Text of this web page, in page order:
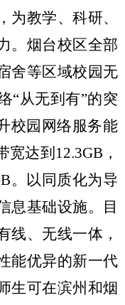
为教学、科研、
。烟台校区全部
舍等区域校园无
“从无到有”的突
校园网络服务能
宽达到 12.3GB ，
。以同质化为导
息基础设施。目
线、无线一体，
能优异的新一代
生可在滨州和烟